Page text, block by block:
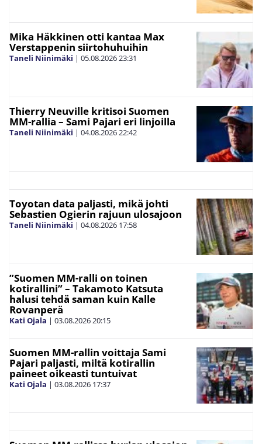
Mika Häkkinen otti kantaa Max
Verstappenin siirtohuhuihin
Taneli Niinimäki | 05.08.202623:31
Thierry Neuville kritisoi Suomen
MM-rallia – Sami Pajari eri linjoilla
Taneli Niinimäki | 04.08.202622:42
Toyotan data paljasti, mikä johti
Sebastien Ogierin rajuun ulosajoon
Taneli Niinimäki | 04.08.2026 17:58
”Suomen MM-ralli on toinen
kotirallini” – Takamoto Katsuta
halusi tehdä saman kuin Kalle
Rovanperä
Kati Ojala | 03.08.202620:15
Suomen MM-rallin voittaja Sami
Pajari paljasti, miltä kotirallin
paineet oikeasti tuntuivat
Kati Ojala | 03.08.2026 17:37